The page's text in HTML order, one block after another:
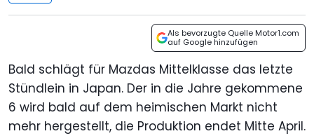
Als bevorzugte Quelle Motor1.com
auf Google hinzufügen
Bald schlägt für Mazdas Mittelklasse das letzte
Stündlein in Japan. Der in die Jahre gekommene
6 wird bald auf dem heimischen Markt nicht
mehr hergestellt, die Produktion endet Mitte April.